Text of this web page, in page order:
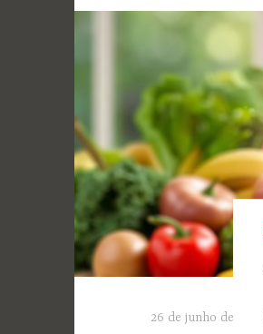
26 de junho de